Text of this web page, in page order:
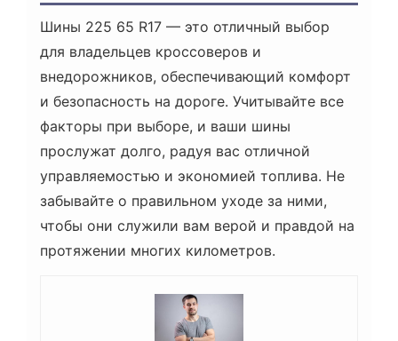
Шины 225 65 R17 — это отличный выбор
для владельцев кроссоверов и
внедорожников, обеспечивающий комфорт
и безопасность на дороге. Учитывайте все
факторы при выборе, и ваши шины
прослужат долго, радуя вас отличной
управляемостью и экономией топлива. Не
забывайте о правильном уходе за ними,
чтобы они служили вам верой и правдой на
протяжении многих километров.